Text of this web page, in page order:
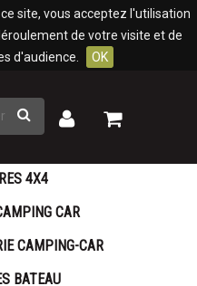
site, vous acceptez l'utilisation
de votre visite et de
d'audience.
OK
Rechercher
Mon
Mon
4X4
CAR
CAMPING-CAR
BATEAU